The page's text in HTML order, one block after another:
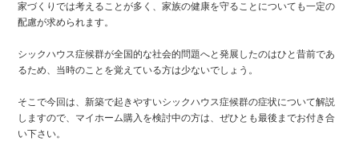
家づくりでは考えることが多く、家族の健康を守ることについても一定の
配慮が求められます。
シックハウス症候群が全国的な社会的問題へと発展したのはひと昔前であ
るため、当時のことを覚えている方は少ないでしょう。
そこで今回は、新築で起きやすいシックハウス症候群の症状について解説
しますので、マイホーム購入を検討中の方は、ぜひとも最後までお付き合
い下さい。